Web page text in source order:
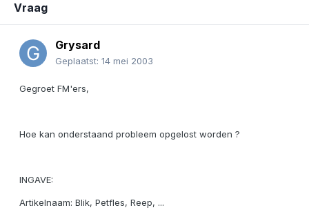
Vraag
Grysard
Geplaatst: 14 mei 2003
Gegroet FM'ers,
Hoe kan onderstaand probleem opgelost worden ?
INGAVE:
Artikelnaam: Blik, Petfles, Reep, ...